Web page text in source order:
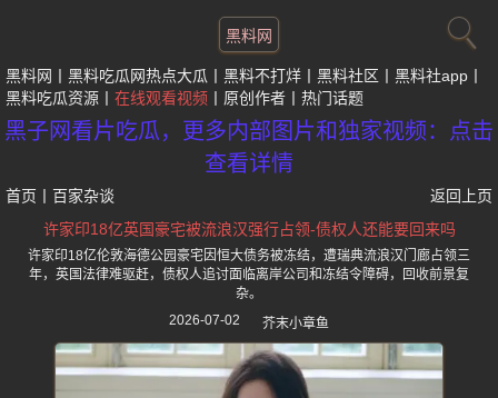
黑料网
黑料网 黑料吃瓜网热点大瓜 黑料不打烊 黑料社区
黑料社app
黑料吃瓜资源
在线观看视频 原创作者 热门话题
黑子网看片吃瓜，更多内部图片和独家视频：点击
查看详情
首页 百家杂谈
返回上页
许家印18亿英国豪宅被流浪汉强行占领-债权人还能要回来吗
许家印18亿伦敦海德公园豪宅因恒大债务被冻结，遭瑞典流浪汉门廊占领三
年，英国法律难驱赶，债权人追讨面临离岸公司和冻结令障碍，回收前景复
杂。
2026-07-02
芥末小章鱼